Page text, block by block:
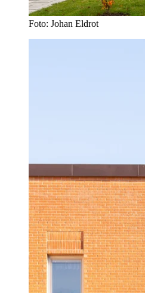
Foto: Johan Eldrot